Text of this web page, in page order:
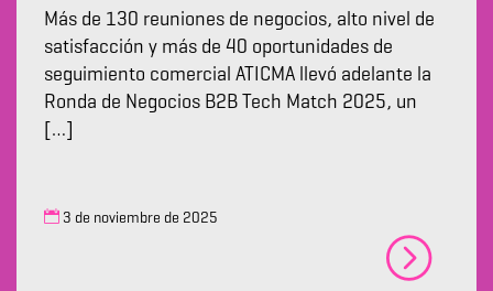
Más de 130 reuniones de negocios, alto nivel de
satisfacción y más de 40 oportunidades de
seguimiento comercial ATICMA llevó adelante la
Ronda de Negocios B2B Tech Match 2025, un
[…]
3 de noviembre de 2025